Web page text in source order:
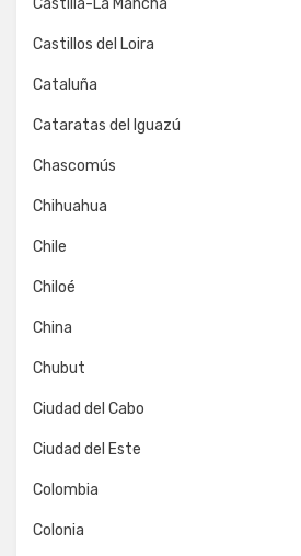
Castilla-La Mancha
Castillos del Loira
Cataluña
Cataratas del Iguazú
Chascomús
Chihuahua
Chile
Chiloé
China
Chubut
Ciudad del Cabo
Ciudad del Este
Colombia
Colonia